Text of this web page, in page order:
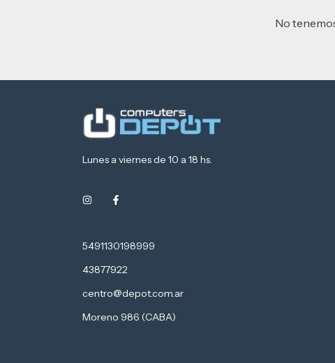
No
Lunes a viernes de 10 a 18 hs.
5491130198999
43877922
centro@depot.com.ar
Moreno 986 (CABA)